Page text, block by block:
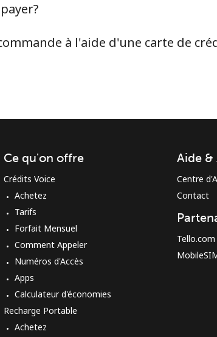
Un numéro
offres.
Conditions générales.
S'inscrire
à l'aide d'une carte de
Ce qu'on offre
Crédits Voice
Achetez
Tarifs
Forfait Mensuel
Comment Appeler
Numéros d'Accès
Apps
Calculateur d'économies
Recharge Portable
Achetez
Aide &
Centre
Contact
Tello.com